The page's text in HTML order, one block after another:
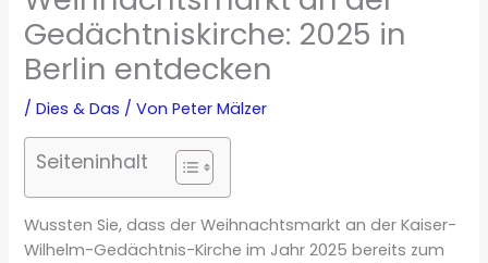
Gedächtniskirche: 2025 in
Berlin entdecken
/Dies & Das / VonPeter Mälzer
Seiteninhalt
Wussten Sie, dass der Weihnachtsmarkt an der Kaiser-
Wilhelm-Gedächtnis-Kirche im Jahr 2025 bereits zum